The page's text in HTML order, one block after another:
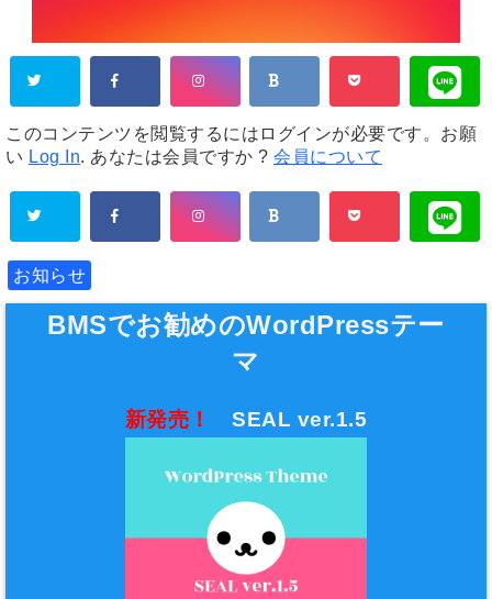
このコンテンツを閲覧するにはログインが必要です。お願
い Log In. あなたは会員ですか ? 会員について
お知らせ
BMSでお勧めのWordPressテー
マ
新発売！ SEAL ver.1.5